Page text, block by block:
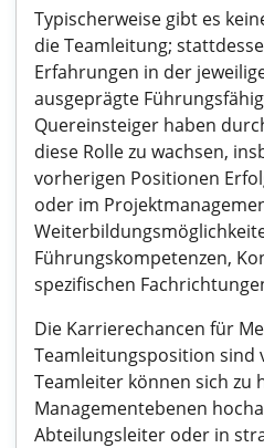
Typischerweise gibt es
die Teamleitung;
Erfahrungen in der
ausgeprägte
Quereinsteiger haben
diese Rolle zu wachsen,
vorherigen Positionen
oder im
Führungskompetenzen,
spezifischen
Die Karrierechancen für
Teamleitungsposition sind
Teamleiter können sich zu
Managementebenen
Abteilungsleiter oder in